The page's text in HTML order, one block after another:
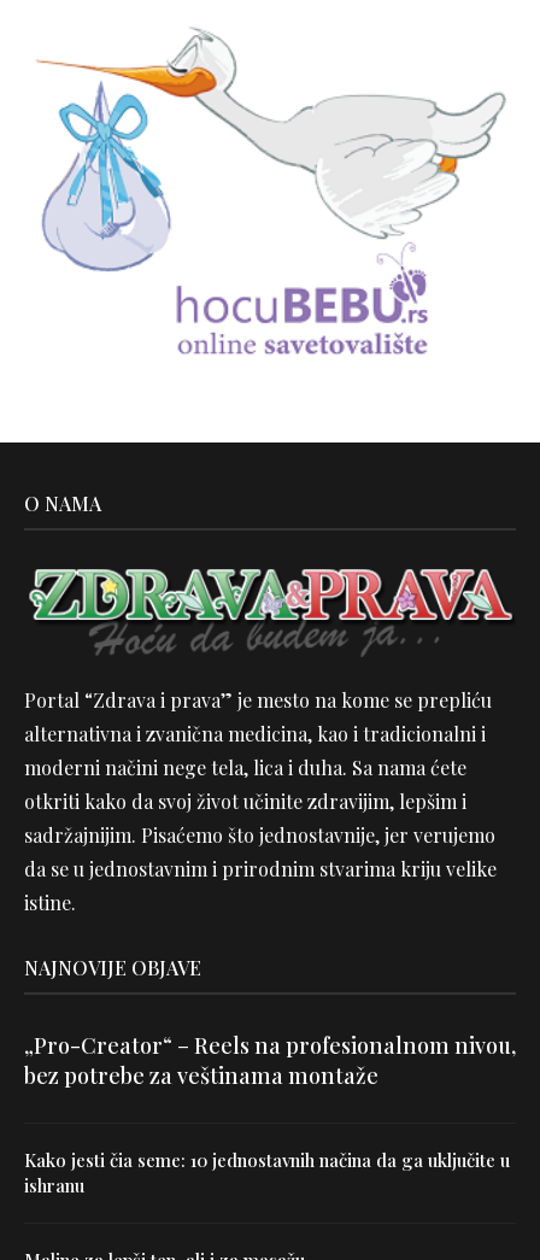
O NAMA
Portal “Zdrava i prava” je mesto na kome se prepliću
alternativna i zvanična medicina, kao i tradicionalni i
moderni načini nege tela, lica i duha. Sa nama ćete
otkriti kako da svoj život učinite zdravijim, lepšim i
sadržajnijim. Pisaćemo što jednostavnije, jer verujemo
da se u jednostavnim i prirodnim stvarima kriju velike
istine.
NAJNOVIJE OBJAVE
„Pro-Creator“ – Reels na profesionalnom nivou,
bez potrebe za veštinama montaže
Kako jesti čia seme: 10 jednostavnih načina da ga uključite u
ishranu